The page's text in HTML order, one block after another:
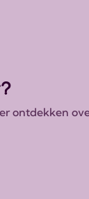
ontdekken